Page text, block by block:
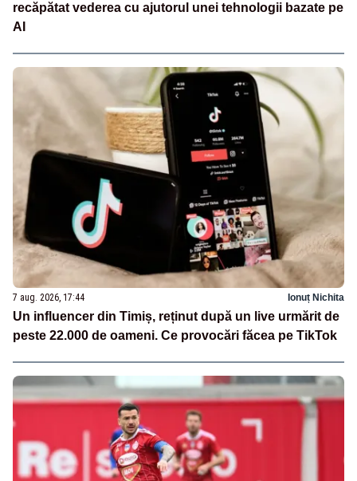
recăpătat vederea cu ajutorul unei tehnologii bazate pe
AI
7 aug. 2026, 17:44 Ionuț Nichita
Un influencer din Timiș, reținut după un live urmărit de
peste 22.000 de oameni. Ce provocări făcea pe TikTok